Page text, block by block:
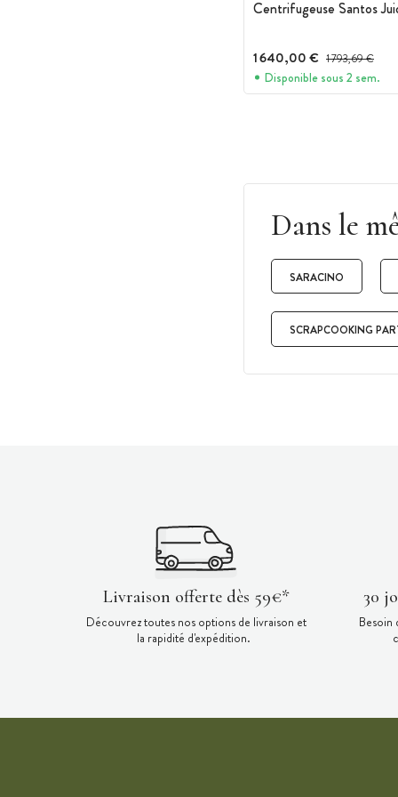
Centrifugeuse Santos
1 640,00 € Prix avant
1 793,69 €
Disponible sous 2 sem.
Dans le
SARACINO
SCRAPCOOKING
Livraison offerte dès 59€*
Découvrez toutes nos options de livraison et
la rapidité d'expédition.
30
Besoin